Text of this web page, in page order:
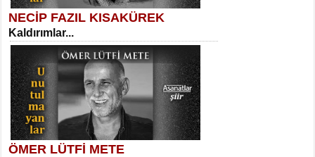
SELAHATTİN YILDIZ
İnsanın Zindanı...
Kadir Ünal
Ayağıma Dolanan Yokuş...
NECİP FAZIL KISAKÜREK
Kaldırımlar...
ÖMER LÜTFİ METE